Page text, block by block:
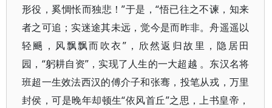
形役，奚惆怅而独悲！”于是，“悟已往之不谏，知来
者之可追；实迷途其未远，觉今是而昨非。舟遥遥以
轻颺，风飘飘而吹衣”，欣然返归故里，隐居田
园，“躬耕自资”，实现了人生的一大超越 。东汉名将
班超一生效法西汉的傅介子和张骞，投笔从戎，万里
封侯，可是晚年却顿生“依风首丘”之思，上书皇帝，